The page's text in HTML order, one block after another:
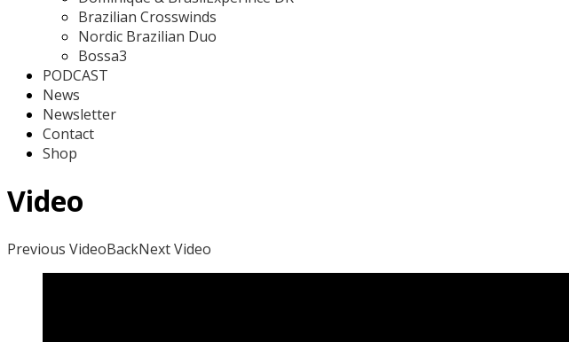
Brazilian Crosswinds
Nordic Brazilian Duo
Bossa3
PODCAST
News
Newsletter
Contact
Shop
Video
Previous VideoBackNext Video